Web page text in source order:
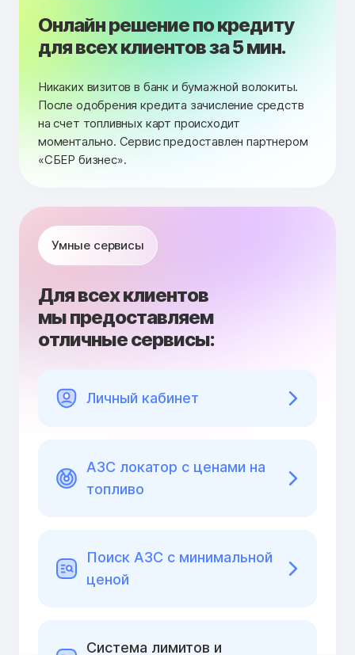
Онлайн решение по кредиту
для всех клиентов за 5 мин.
Никаких визитов в банк и бумажной волокиты.
После одобрения кредита зачисление средств
на счет топливных карт происходит
моментально. Сервис предоставлен партнером
«СБЕР бизнес».
Умные сервисы
Для всех клиентов
мы предоставляем
отличные сервисы:
Личный кабинет
АЗС локатор с ценами на
топливо
Поиск АЗС с минимальной
ценой
Cистема лимитов и